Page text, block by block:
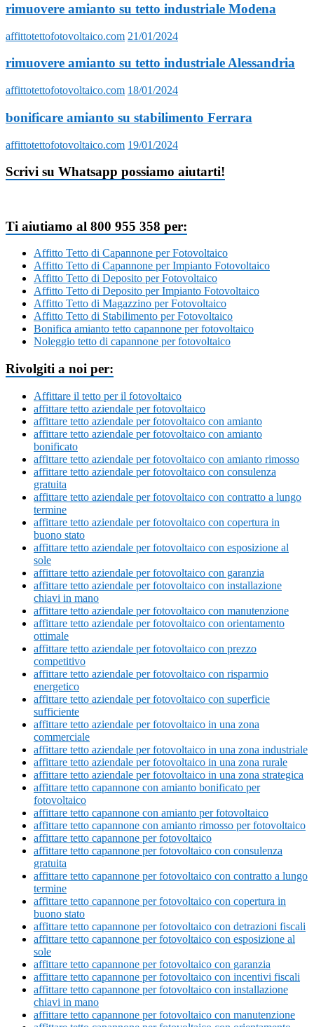
rimuovere amianto su tetto industriale Modena
affittotettofotovoltaico.com 21/01/2024
rimuovere amianto su tetto industriale Alessandria
affittotettofotovoltaico.com 18/01/2024
bonificare amianto su stabilimento Ferrara
affittotettofotovoltaico.com 19/01/2024
Scrivi su Whatsapp possiamo aiutarti!
Ti aiutiamo al 800 955 358 per:
Affitto Tetto di Capannone per Fotovoltaico
Affitto Tetto di Capannone per Impianto Fotovoltaico
Affitto Tetto di Deposito per Fotovoltaico
Affitto Tetto di Deposito per Impianto Fotovoltaico
Affitto Tetto di Magazzino per Fotovoltaico
Affitto Tetto di Stabilimento per Fotovoltaico
Bonifica amianto tetto capannone per fotovoltaico
Noleggio tetto di capannone per fotovoltaico
Rivolgiti a noi per:
Affittare il tetto per il fotovoltaico
affittare tetto aziendale per fotovoltaico
affittare tetto aziendale per fotovoltaico con amianto
affittare tetto aziendale per fotovoltaico con amianto
bonificato
affittare tetto aziendale per fotovoltaico con amianto rimosso
affittare tetto aziendale per fotovoltaico con consulenza
gratuita
affittare tetto aziendale per fotovoltaico con contratto a lungo
termine
affittare tetto aziendale per fotovoltaico con copertura in
buono stato
affittare tetto aziendale per fotovoltaico con esposizione al
sole
affittare tetto aziendale per fotovoltaico con garanzia
affittare tetto aziendale per fotovoltaico con installazione
chiavi in mano
affittare tetto aziendale per fotovoltaico con manutenzione
affittare tetto aziendale per fotovoltaico con orientamento
ottimale
affittare tetto aziendale per fotovoltaico con prezzo
competitivo
affittare tetto aziendale per fotovoltaico con risparmio
energetico
affittare tetto aziendale per fotovoltaico con superficie
sufficiente
affittare tetto aziendale per fotovoltaico in una zona
commerciale
affittare tetto aziendale per fotovoltaico in una zona industriale
affittare tetto aziendale per fotovoltaico in una zona rurale
affittare tetto aziendale per fotovoltaico in una zona strategica
affittare tetto capannone con amianto bonificato per
fotovoltaico
affittare tetto capannone con amianto per fotovoltaico
affittare tetto capannone con amianto rimosso per fotovoltaico
affittare tetto capannone per fotovoltaico
affittare tetto capannone per fotovoltaico con consulenza
gratuita
affittare tetto capannone per fotovoltaico con contratto a lungo
termine
affittare tetto capannone per fotovoltaico con copertura in
buono stato
affittare tetto capannone per fotovoltaico con detrazioni fiscali
affittare tetto capannone per fotovoltaico con esposizione al
sole
affittare tetto capannone per fotovoltaico con garanzia
affittare tetto capannone per fotovoltaico con incentivi fiscali
affittare tetto capannone per fotovoltaico con installazione
chiavi in mano
affittare tetto capannone per fotovoltaico con manutenzione